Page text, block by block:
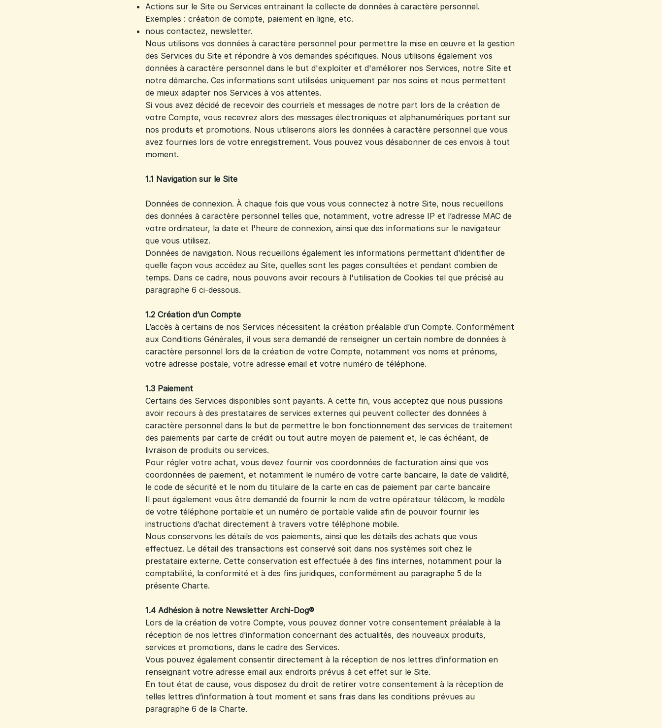
Actions sur le Site ou Services entrainant la collecte de données à caractère personnel.
Exemples : création de compte, paiement en ligne, etc.
nous contactez, newsletter.
Nous utilisons vos données à caractère personnel pour permettre la mise en œuvre et la gestion
des Services du Site et répondre à vos demandes spécifiques. Nous utilisons également vos
données à caractère personnel dans le but d'exploiter et d'améliorer nos Services, notre Site et
notre démarche. Ces informations sont utilisées uniquement par nos soins et nous permettent
de mieux adapter nos Services à vos attentes.
Si vous avez décidé de recevoir des courriels et messages de notre part lors de la création de
votre Compte, vous recevrez alors des messages électroniques et alphanumériques portant sur
nos produits et promotions. Nous utiliserons alors les données à caractère personnel que vous
avez fournies lors de votre enregistrement. Vous pouvez vous désabonner de ces envois à tout
moment.
1.1 Navigation sur le Site
Données de connexion. À chaque fois que vous vous connectez à notre Site, nous recueillons
des données à caractère personnel telles que, notamment, votre adresse IP et l’adresse MAC de
votre ordinateur, la date et l'heure de connexion, ainsi que des informations sur le navigateur
que vous utilisez.
Données de navigation. Nous recueillons également les informations permettant d'identifier de
quelle façon vous accédez au Site, quelles sont les pages consultées et pendant combien de
temps. Dans ce cadre, nous pouvons avoir recours à l'utilisation de Cookies tel que précisé au
paragraphe 6 ci-dessous.
1.2 Création d’un Compte
L’accès à certains de nos Services nécessitent la création préalable d’un Compte. Conformément
aux Conditions Générales, il vous sera demandé de renseigner un certain nombre de données à
caractère personnel lors de la création de votre Compte, notamment vos noms et prénoms,
votre adresse postale, votre adresse email et votre numéro de téléphone.
1.3 Paiement
Certains des Services disponibles sont payants. A cette fin, vous acceptez que nous puissions
avoir recours à des prestataires de services externes qui peuvent collecter des données à
caractère personnel dans le but de permettre le bon fonctionnement des services de traitement
des paiements par carte de crédit ou tout autre moyen de paiement et, le cas échéant, de
livraison de produits ou services.
Pour régler votre achat, vous devez fournir vos coordonnées de facturation ainsi que vos
coordonnées de paiement, et notamment le numéro de votre carte bancaire, la date de validité,
le code de sécurité et le nom du titulaire de la carte en cas de paiement par carte bancaire
Il peut également vous être demandé de fournir le nom de votre opérateur télécom, le modèle
de votre téléphone portable et un numéro de portable valide afin de pouvoir fournir les
instructions d’achat directement à travers votre téléphone mobile.
Nous conservons les détails de vos paiements, ainsi que les détails des achats que vous
effectuez. Le détail des transactions est conservé soit dans nos systèmes soit chez le
prestataire externe. Cette conservation est effectuée à des fins internes, notamment pour la
comptabilité, la conformité et à des fins juridiques, conformément au paragraphe 5 de la
présente Charte.
1.4 Adhésion à notre Newsletter Archi-Dog®
Lors de la création de votre Compte, vous pouvez donner votre consentement préalable à la
réception de nos lettres d’information concernant des actualités, des nouveaux produits,
services et promotions, dans le cadre des Services.
Vous pouvez également consentir directement à la réception de nos lettres d’information en
renseignant votre adresse email aux endroits prévus à cet effet sur le Site.
En tout état de cause, vous disposez du droit de retirer votre consentement à la réception de
telles lettres d’information à tout moment et sans frais dans les conditions prévues au
paragraphe 6 de la Charte.